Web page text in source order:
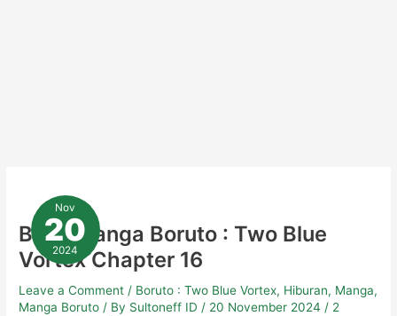
Nov
20
2024
Baca Manga Boruto : Two Blue
Vortex Chapter 16
Leave a Comment / Boruto : Two Blue Vortex, Hiburan, Manga,
Manga Boruto / By Sultoneff ID/ 20 November 2024/ 2
Manga
Boruto
Two
Blue
Vortex
Chapter